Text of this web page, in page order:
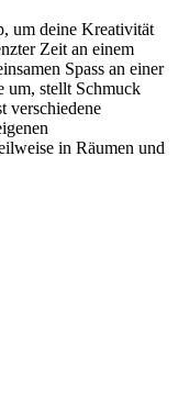
um deine Kreativität
Zeit an einem
Spass an einer
um, stellt Schmuck
verschiedene
in Räumen und